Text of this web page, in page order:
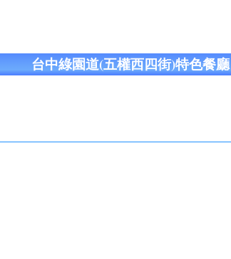
台中綠園道(五權西四街)特色餐廳